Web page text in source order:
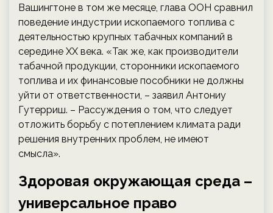
Вашингтоне в том же месяце, глава ООН сравнил
поведение индустрии ископаемого топлива с
деятельностью крупных табачных компаний в
середине ХХ века. «Так же, как производители
табачной продукции, сторонники ископаемого
топлива и их финансовые пособники не должны
уйти от ответственности, – заявил Антониу
Гутерриш. – Рассуждения о том, что следует
отложить борьбу с потеплением климата ради
решения внутренних проблем, не имеют
смысла».
Здоровая окружающая среда –
универсальное право